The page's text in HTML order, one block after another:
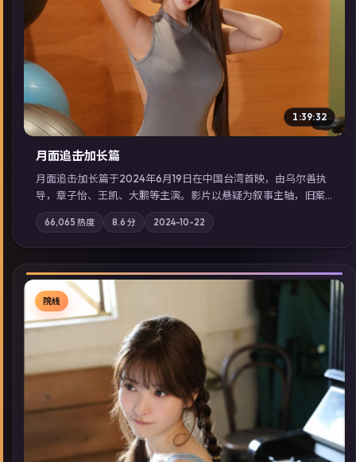
▶
1:39:32
月面追击·加长篇
月面追击·加长篇于2024年6月19日在中国台湾首映，由乌尔善执
导，章子怡、王凯、大鹏等主演。影片以悬疑为叙事主轴，旧案
重提，真相与谎言在同一条时间线上交锋；摄影与配乐强化地域
气质；站内亦可通过「国产免费观看高清电视剧在线看」延展检
索同类型高分佳作，畅享高清在线追剧体验。
66,065 热度 8.6 分 2024-10-22
院线